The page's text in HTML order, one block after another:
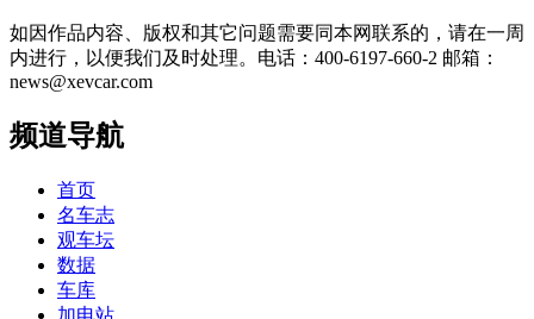
如因作品内容、版权和其它问题需要同本网联系的，请在一周
内进行，以便我们及时处理。电话：400-6197-660-2 邮箱：
news@xevcar.com
频道导航
首页
名车志
观车坛
数据
车库
加电站